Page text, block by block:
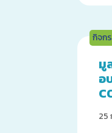
กิจก
มู
อ
25